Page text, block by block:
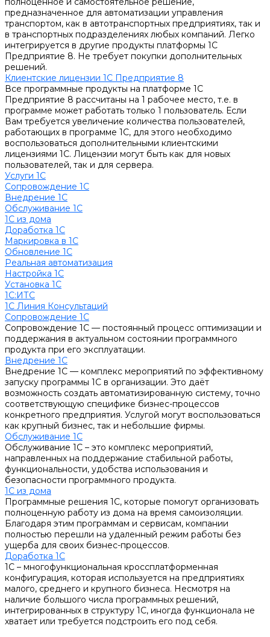
предназначенное для автоматизации управления
транспортом, как в автотранспортных предприятиях, так и
в транспортных подразделениях любых компаний. Легко
интегрируется в другие продукты платформы 1С
Предприятие 8. Не требует покупки дополнительных
решений.
Клиентские лицензии 1С Предприятие 8
Все программные продукты на платформе 1С
Предприятие 8 рассчитаны на 1 рабочее место, т.е. в
программе может работать только 1 пользователь. Если
Вам требуется увеличение количества пользователей,
работающих в программе 1С, для этого необходимо
воспользоваться дополнительными клиентскими
лицензиями 1С. Лицензии могут быть как для новых
пользователей, так и для сервера.
Услуги 1С
Сопровождение 1С
Внедрение 1С
Обслуживание 1С
1С из дома
Доработка 1С
Маркировка в 1С
Обновление 1С
Реальная автоматизация
Настройка 1С
Установка 1С
1С:ИТС
1С Линия Консультаций
Сопровождение 1С
Сопровождение 1С — постоянный процесс оптимизации и
поддержания в актуальном состоянии программного
продукта при его эксплуатации.
Внедрение 1С
Внедрение 1С — комплекс мероприятий по эффективному
запуску программы 1С в организации. Это даёт
возможность создать автоматизированную систему, точно
соответствующую специфике бизнес-процессов
конкретного предприятия. Услугой могут воспользоваться
как крупный бизнес, так и небольшие фирмы.
Обслуживание 1С
Обслуживание 1С – это комплекс мероприятий,
направленных на поддержание стабильной работы,
функциональности, удобства использования и
безопасности программного продукта.
1С из дома
Программные решения 1С, которые помогут организовать
полноценную работу из дома на время самоизоляции.
Благодаря этим программам и сервисам, компании
полностью перешли на удаленный режим работы без
ущерба для своих бизнес-процессов.
Доработка 1С
1С – многофункциональная кроссплатформенная
конфигурация, которая используется на предприятиях
малого, среднего и крупного бизнеса. Несмотря на
наличие большого числа программных решений,
интегрированных в структуру 1С, иногда функционала не
хватает или требуется подстроить его под себя.